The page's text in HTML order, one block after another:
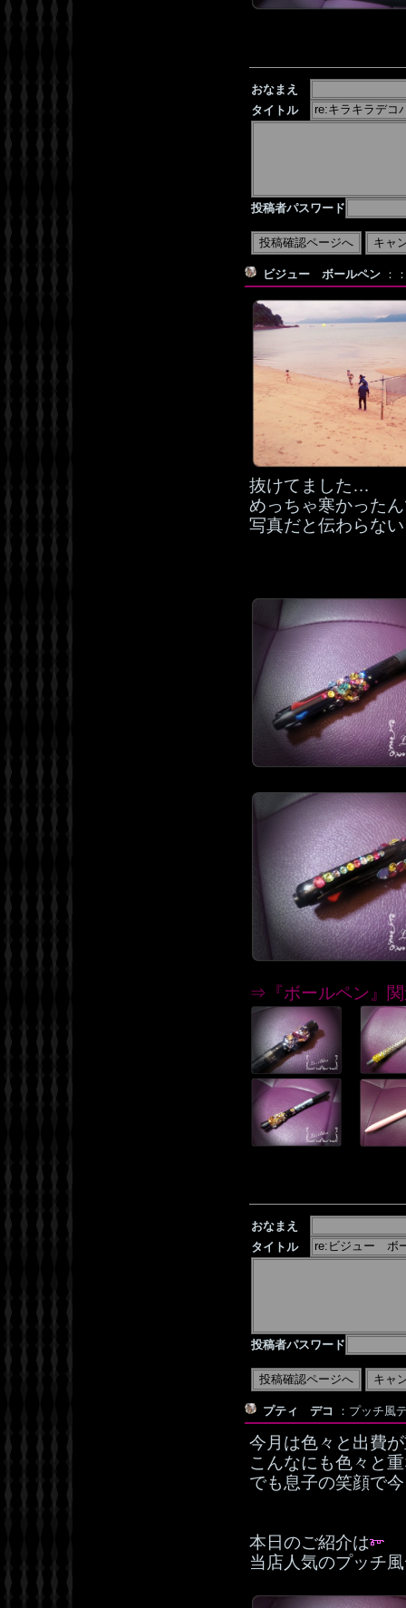
おなまえ
タイトル
投稿者パスワード
ビジュー ボールペン ：
抜けてました…
めっちゃ寒かった
写真だと伝わらな
⇒『ボールペン』
おなまえ
タイトル
投稿者パスワード
プティ デコ ：プッチ風
今月は色々と出費
こんなにも色々と
でも息子の笑顔で
本日のご紹介は
当店人気のプッチ